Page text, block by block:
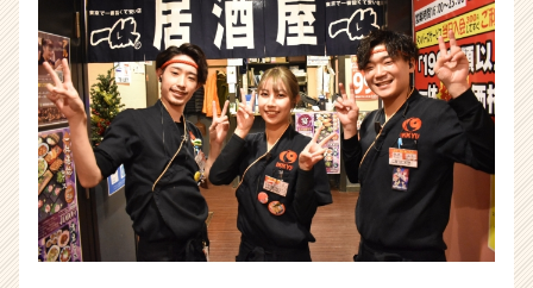
か
ら
ス
カ
ウ
ト
が
届
く